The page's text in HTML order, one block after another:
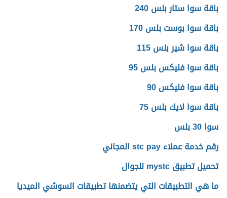
باقة سوا ستار بلس 240
باقة سوا بوست بلس 170
باقة سوا شير بلس 115
باقة سوا فليكس بلس 95
باقة سوا فليكس 90
باقة سوا لايك بلس 75
سوا 30 بلس
رقم خدمة عملاء stc pay المجاني
تحميل تطبيق mystc للجوال
‏ما هي التطبيقات التي يتضمنها تطبيقات السوشي الميديا